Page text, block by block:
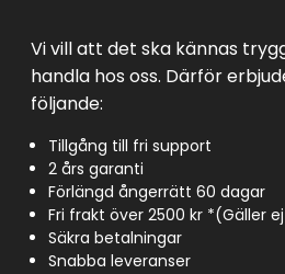
Vi vill att det ska kännas
handla hos oss. Därför
följande:
Tillgång till fri support
2 års garanti
Förlängd ångerrätt 60 dagar
Fri frakt över 2500 kr *(Gäller
Säkra betalningar
Snabba leveranser